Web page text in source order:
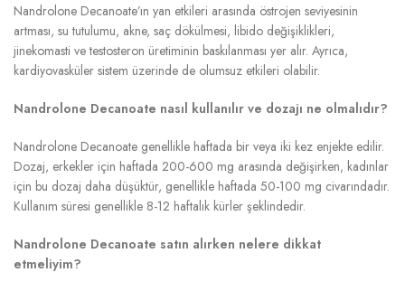
Nandrolone Decanoate’ın yan etkileri arasında östrojen seviyesinin
artması, su tutulumu, akne, saç dökülmesi, libido değişiklikleri,
jinekomasti ve testosteron üretiminin baskılanması yer alır. Ayrıca,
kardiyovasküler sistem üzerinde de olumsuz etkileri olabilir.
Nandrolone Decanoate nasıl kullanılır ve dozajı ne olmalıdır?
Nandrolone Decanoate genellikle haftada bir veya iki kez enjekte edilir.
Dozaj, erkekler için haftada 200-600 mg arasında değişirken, kadınlar
için bu dozaj daha düşüktür, genellikle haftada 50-100 mg civarındadır.
Kullanım süresi genellikle 8-12 haftalık kürler şeklindedir.
Nandrolone Decanoate satın alırken nelere dikkat
etmeliyim?